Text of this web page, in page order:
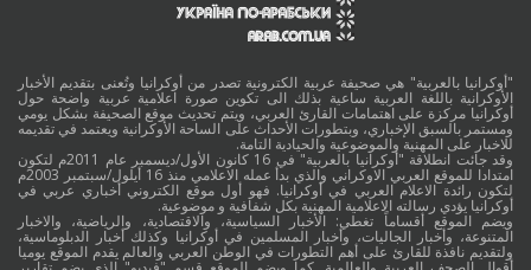
"أوكرانيا بالعربية" هي صحيفة عربية الكترونية تصدر من أوكرانيا وتُعنى بتقديم الأخبار
الأوكرانية باللغة العربية ساعية بذلك الى تكوين صورة اعلامية عربية واضحة حول
أوكرانيا مركزة على اهتمامات القارئ العربي، ويتم تحديث موقع الصحيفة بشكل يومي
ومستمر بالسبق الإخباري، وبتطورات الأحداث على الساحة الأوكرانية ويعتمد في تقديمه
للاخبار على المهنية والموضوعية والحيادية التامة.
وقد جائت انطلاقة "أوكرانيا بالعربية" في 16 كانون الأول/ديسمبر عام 2011م لتكون
امتدادا للموقع العربي الاوكراني والذي بدأ عمله الاعلامي منذ 16 أيلول/سبتمبر 2003م
لتكون رائدة الاعلام العربي في أوكرانيا. فهو أول موقع الكتروني أخباري عربي في
أوكرانيا يؤدي رسالته الاعلامية المهنية بكل شفافية و موضوعية.
ويضم الموقع أقساماً تغطي: الأخبار السياسية، والاقتصادية، والرياضية، والاخبار
المتنوعة، وأخبار الجاليات، وأخبار المسلمين في أوكرانيا وكذلك أخبار الدبلوماسية،
ولتقديم نافذة للقارئ على أهم التطورات في الوطن العربي والعالم يقدم الموقع يوميا